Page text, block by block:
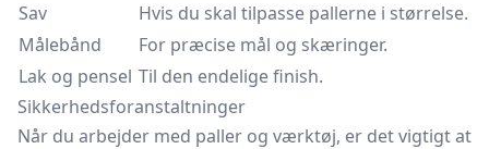
Sav
Hvis du skal tilpasse pallerne i størrelse.
Målebånd
For præcise mål og skæringer.
Lak og pensel Til den endelige finish.
Sikkerhedsforanstaltninger
Når du arbejder med paller og værktøj, er det vigtigt at